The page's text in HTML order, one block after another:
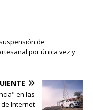
de
por única vez y
en las
Internet